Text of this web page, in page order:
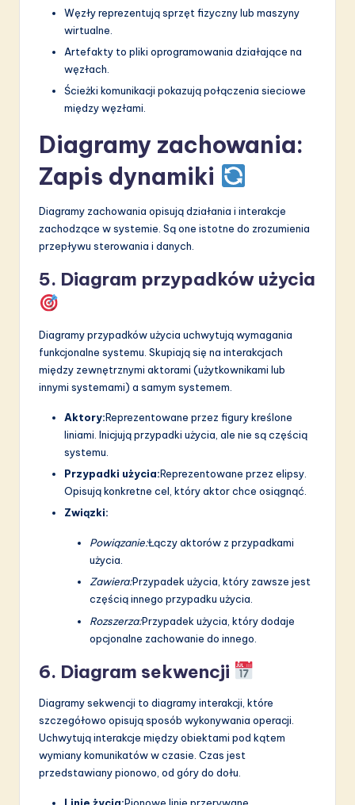
Węzły reprezentują sprzęt fizyczny lub maszyny
wirtualne.
Artefakty to pliki oprogramowania działające na
węzłach.
Ścieżki komunikacji pokazują połączenia sieciowe
między węzłami.
Diagramy zachowania:
Zapis dynamiki
Diagramy zachowania opisują działania i interakcje
zachodzące w systemie. Są one istotne do zrozumienia
przepływu sterowania i danych.
5. Diagram przypadków użycia
Diagramy przypadków użycia uchwytują wymagania
funkcjonalne systemu. Skupiają się na interakcjach
między zewnętrznymi aktorami (użytkownikami lub
innymi systemami) a samym systemem.
Aktory:Reprezentowane przez figury kreślone
liniami. Inicjują przypadki użycia, ale nie są częścią
systemu.
Przypadki użycia:Reprezentowane przez elipsy.
Opisują konkretne cel, który aktor chce osiągnąć.
Związki:
Powiązanie:Łączy aktorów z przypadkami
użycia.
Zawiera:Przypadek użycia, który zawsze jest
częścią innego przypadku użycia.
Rozszerza:Przypadek użycia, który dodaje
opcjonalne zachowanie do innego.
6. Diagram sekwencji
Diagramy sekwencji to diagramy interakcji, które
szczegółowo opisują sposób wykonywania operacji.
Uchwytują interakcje między obiektami pod kątem
wymiany komunikatów w czasie. Czas jest
przedstawiany pionowo, od góry do dołu.
Linie życia:Pionowe linie przerywane